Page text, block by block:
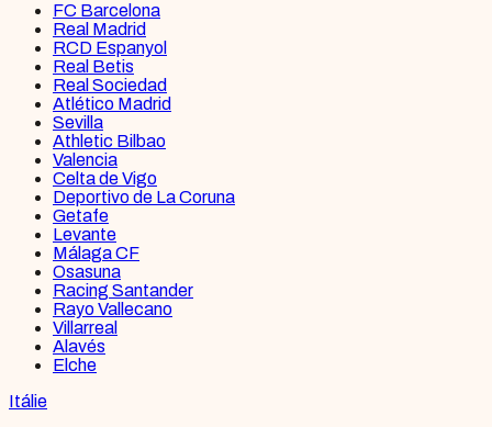
FC Barcelona
Real Madrid
RCD Espanyol
Real Betis
Real Sociedad
Atlético Madrid
Sevilla
Athletic Bilbao
Valencia
Celta de Vigo
Deportivo de La Coruna
Getafe
Levante
Málaga CF
Osasuna
Racing Santander
Rayo Vallecano
Villarreal
Alavés
Elche
Itálie